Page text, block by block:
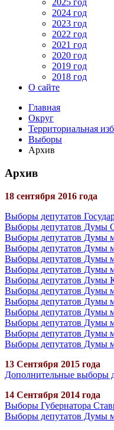
2025 год
2024 год
2023 год
2022 год
2021 год
2020 год
2019 год
2018 год
О сайте
Главная
Округ
Территориальная
Выборы
Архив
Архив
18 сентября 2016 года
Выборы депутатов
Выборы депутатов Думы
Выборы депутатов Думы
Выборы депутатов Думы
Выборы депутатов Думы
Выборы депутатов Думы
Выборы депутатов Думы
Выборы депутатов Думы
Выборы депутатов Думы
Выборы депутатов Думы
Выборы депутатов Думы
Выборы депутатов Думы
Выборы депутатов Думы
13 Сентября 2015 года
Дополнительные выборы
14 Сентября 2014 года
Выборы Губернатора
Выборы депутатов Думы